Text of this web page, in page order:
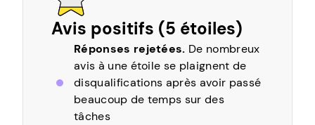
Avis positifs (5 étoiles)
Réponses rejetées. De nombreux
avis à une étoile se plaignent de
disqualifications après avoir passé
beaucoup de temps sur des
tâches